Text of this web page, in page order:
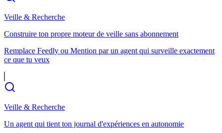
Veille & Recherche
Construire ton propre moteur de veille sans abonnement
Remplace Feedly ou Mention par un agent qui surveille exactement
ce que tu veux
Veille & Recherche
Un agent qui tient ton journal d'expériences en autonomie